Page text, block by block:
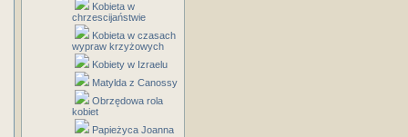
Kobieta w
chrzescijaństwie
Kobieta w czasach
wypraw krzyżowych
Kobiety w Izraelu
Matylda z Canossy
Obrzędowa rola
kobiet
Papieżyca Joanna